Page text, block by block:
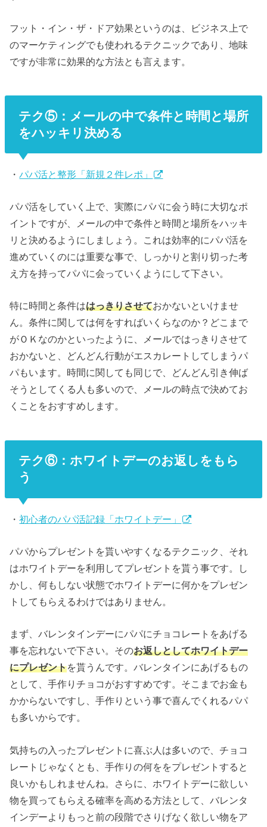
フット・イン・ザ・ドア効果というのは、ビジネス上で
のマーケティングでも使われるテクニックであり、地味
ですが非常に効果的な方法とも言えます。
テク⑤：メールの中で条件と時間と場所
をハッキリ決める
・パパ活と整形「新規２件レポ」
パパ活をしていく上で、実際にパパに会う時に大切なポ
イントですが、メールの中で条件と時間と場所をハッキ
リと決めるようにしましょう。これは効率的にパパ活を
進めていくのには重要な事で、しっかりと割り切った考
え方を持ってパパに会っていくようにして下さい。
特に時間と条件ははっきりさせておかないといけませ
ん。条件に関しては何をすればいくらなのか？どこまで
がＯＫなのかといったように、メールではっきりさせて
おかないと、どんどん行動がエスカレートしてしまうパ
パもいます。時間に関しても同じで、どんどん引き伸ば
そうとしてくる人も多いので、メールの時点で決めてお
くことをおすすめします。
テク⑥：ホワイトデーのお返しをもら
う
・初心者のパパ活記録「ホワイトデー」
パパからプレゼントを貰いやすくなるテクニック、それ
はホワイトデーを利用してプレゼントを貰う事です。し
かし、何もしない状態でホワイトデーに何かをプレゼン
トしてもらえるわけではありません。
まず、バレンタインデーにパパにチョコレートをあげる
事を忘れないで下さい。そのお返しとしてホワイトデー
にプレゼントを貰うんです。バレンタインにあげるもの
として、手作りチョコがおすすめです。そこまでお金も
かからないですし、手作りという事で喜んでくれるパパ
も多いからです。
気持ちの入ったプレゼントに喜ぶ人は多いので、チョコ
レートじゃなくとも、手作りの何ををプレゼントすると
良いかもしれませんね。さらに、ホワイトデーに欲しい
物を買ってもらえる確率を高める方法として、バレンタ
インデーよりもっと前の段階でさりげなく欲しい物をア